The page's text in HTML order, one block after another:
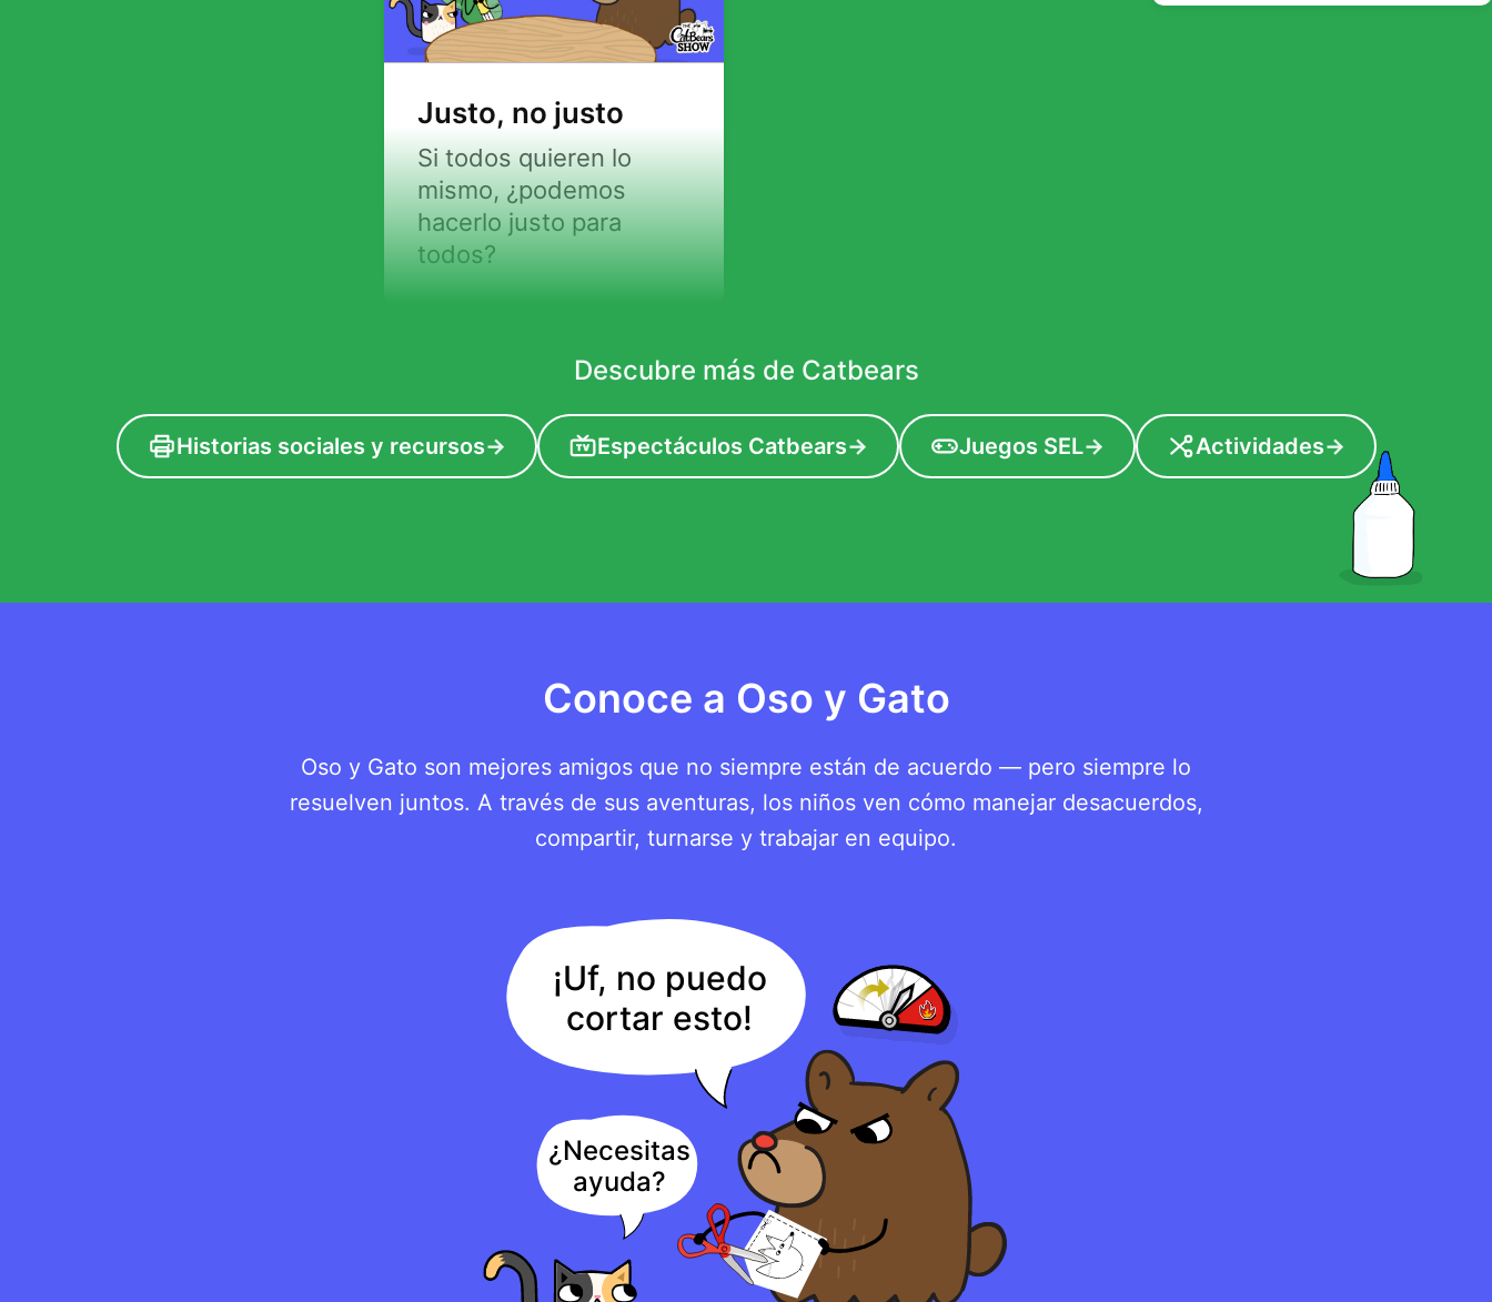
Justo, no justo
Si todos quieren lo
mismo, ¿podemos
hacerlo justo para
todos?
Descubre más de Catbears
Historias sociales y recursos→ TV Espectáculos Catbears→ Juegos SEL→ Actividades→
Conoce a Oso y Gato
Oso y Gato son mejores amigos que no siempre están de acuerdo — pero siempre lo
resuelven juntos. A través de sus aventuras, los niños ven cómo manejar desacuerdos,
compartir, turnarse y trabajar en equipo.
¿Necesitas
ayuda?
¡Uf, no puedo
cortar esto!